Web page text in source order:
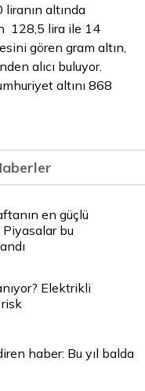
altında
128,5 lira ile 14
gören gram altın,
alıcı buluyor.
altını 868
en güçlü
Piyasalar bu
Elektrikli
haber: Bu yıl balda